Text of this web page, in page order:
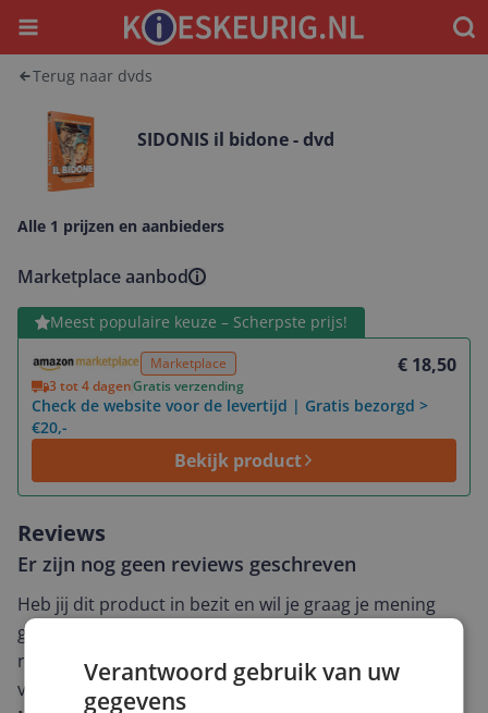
Menu
Terug naar dvds
SIDONIS il bidone - dvd
Alle 1 prijzen en aanbieders
Marketplace aanbod
Meest populaire keuze – Scherpste prijs!
Marketplace € 18,50
3 tot 4 dagenGratis verzending
Check de website voor de levertijd | Gratis bezorgd >
€20,-
Bekijk product
Bekijk product
Reviews
Er zijn nog geen reviews geschreven
Heb jij dit product in bezit en wil je graag je mening
geven? Start dan hieronder met het schrijven van je
review. Afhankelijk van de details duurt het schrijven
van een review gemiddeld tussen de 3 en 10 minuten.
Verantwoord gebruik van uw
gegevens